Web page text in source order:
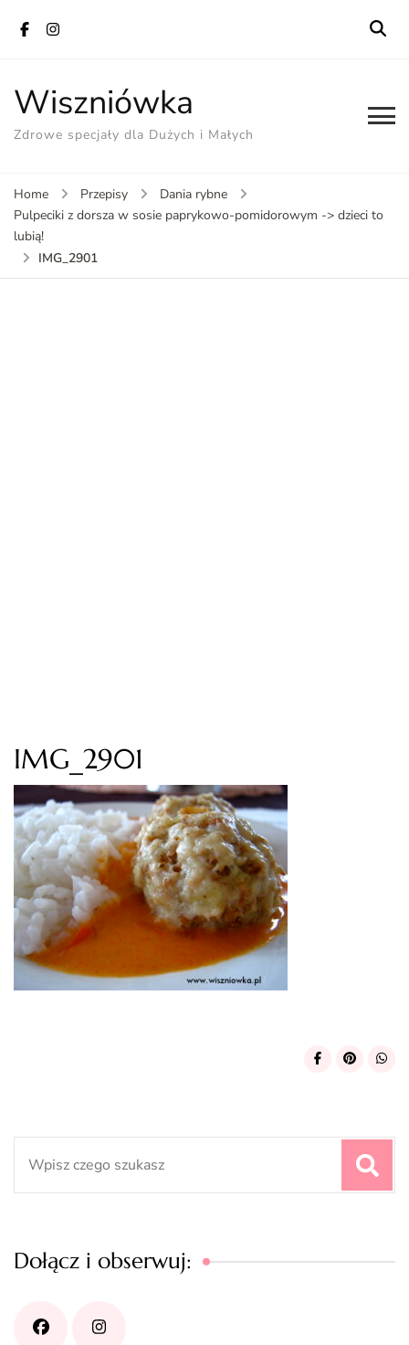
Wiszniówka
Zdrowe specjały dla Dużych i Małych
Home Przepisy
Dania rybne
Pulpeciki z dorsza w sosie paprykowo-pomidorowym -> dzieci to
lubią!
IMG_2901
IMG_2901
Dołącz i obserwuj: